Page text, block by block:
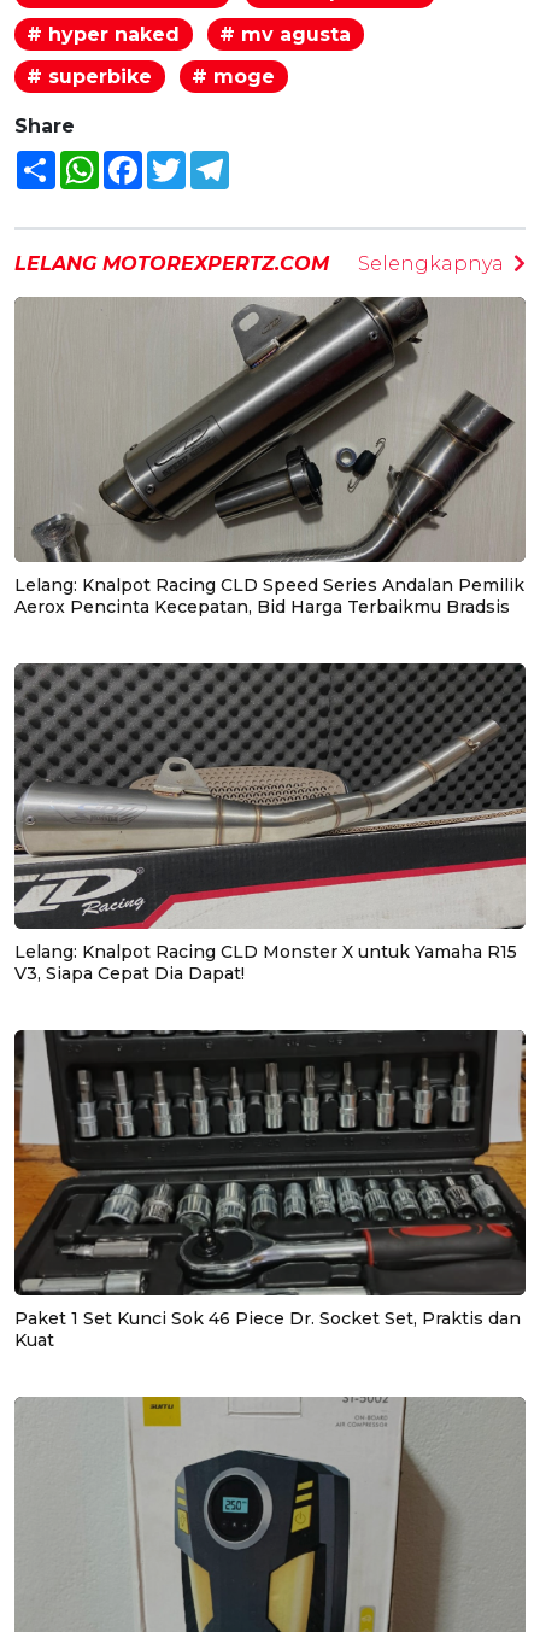
# hyper naked
# mv agusta
# superbike
# moge
Share
Share WhatsAppFacebook
Twitter
LELANG MOTOREXPERTZ.COM Selengkapnya
Lelang: Knalpot Racing CLD Speed Series Andalan Pemilik
Aerox Pencinta Kecepatan, Bid Harga Terbaikmu Bradsis
Lelang: Knalpot Racing CLD Monster X untuk Yamaha R15
V3, Siapa Cepat Dia Dapat!
Paket 1 Set Kunci Sok 46 Piece Dr. Socket Set, Praktis dan
Kuat